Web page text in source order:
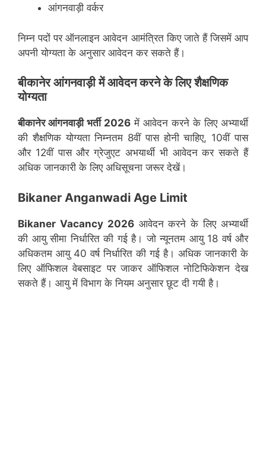
आंगनवाड़ी वर्कर
निम्न पदों पर ऑनलाइन आवेदन आमंत्रित किए जाते हैं जिसमें आप
अपनी योग्यता के अनुसार आवेदन कर सकते हैं।
बीकानेरआंगनवाड़ी में आवेदन करने के लिए शैक्षणिक
योग्यता
बीकानेरआंगनवाड़ी भर्ती 2026 में आवेदन करने के लिए अभ्यार्थी
की शैक्षणिक योग्यता निम्नतम 8वीं पास होनी चाहिए, 10वीं पास
और 12वीं पास और ग्रेजुएट अभयार्थी भी आवेदन कर सकते हैं
अधिक जानकारी के लिए अधिसूचना जरूर देखें।
Bikaner Anganwadi Age Limit
Bikaner Vacancy 2026आवेदन करने के लिए अभ्यार्थी
की आयु सीमा निर्धारित की गई है। जो न्यूनतम आयु 18 वर्ष और
अधिकतम आयु 40 वर्ष निर्धारित की गई है। अधिक जानकारी के
लिए ऑफिशल वेबसाइट पर जाकर ऑफिशल नोटिफिकेशन देख
सकते हैं। आयु में विभाग के नियम अनुसार छूट दी गयी है।